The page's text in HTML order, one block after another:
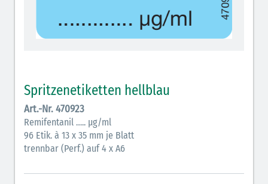
Lokalanästhetika (grau)
schraffiert)
Anticholinergika (hellgrün)
Cholinergika (hellgrün schraffiert)
Spritzenetiketten hellblau
Art.-Nr. 470923
Remifentanil ….. µg/ml
96 Etik. à 13 x 35 mm je Blatt
trennbar (Perf.) auf 4 x A6